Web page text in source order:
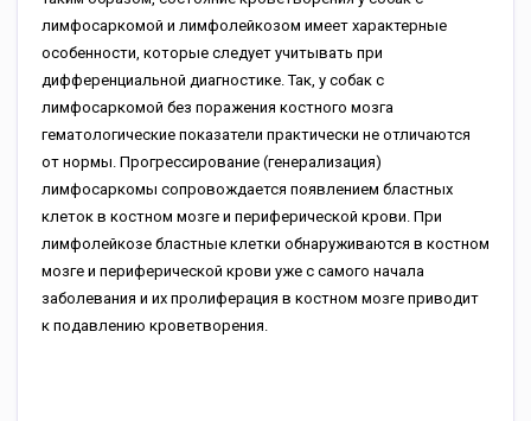
лимфосаркомой и лимфолейкозом имеет характерные
особенности, которые следует учитывать при
дифференциальной диагностике. Так, у собак с
лимфосаркомой без поражения костного мозга
гематологические показатели практически не отличаются
от нормы. Прогрессирование (генерализация)
лимфосаркомы сопровождается появлением бластных
клеток в костном мозге и периферической крови. При
лимфолейкозе бластные клетки обнаруживаются в костном
мозге и периферической крови уже с самого начала
заболевания и их пролиферация в костном мозге приводит
к подавлению кроветворения.